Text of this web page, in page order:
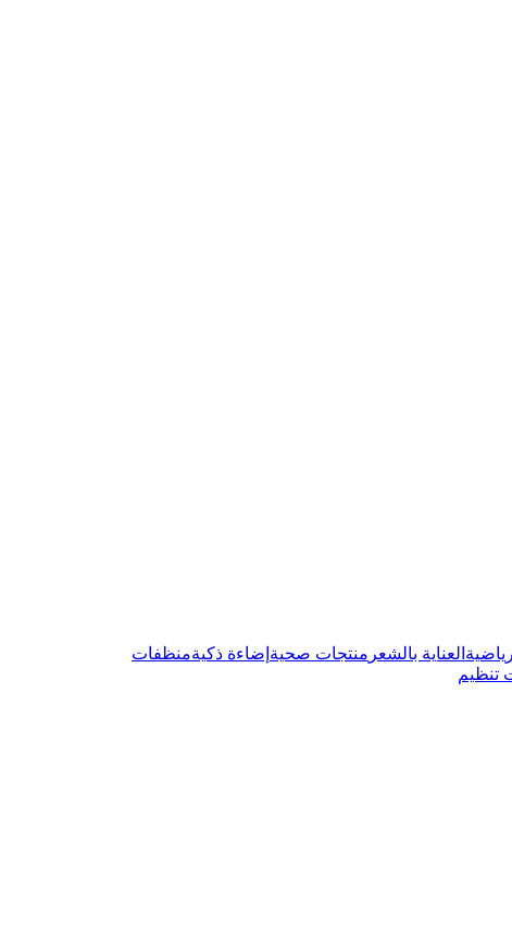
العناية بالشعر منتجات صحية إضاءة ذكيةمنظفات
تنظيم